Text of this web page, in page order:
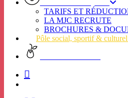
TARIFS ET
LA MJC RECRUTE
BROCHURES &
Pôle social, sportif &